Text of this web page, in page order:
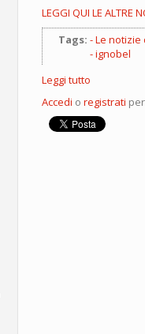
LEGGI QUI LE ALTRE
Tags:
Le notizie
ignobel
Leggi tutto
premi
Ig-
Nobel
Accedi o registrati